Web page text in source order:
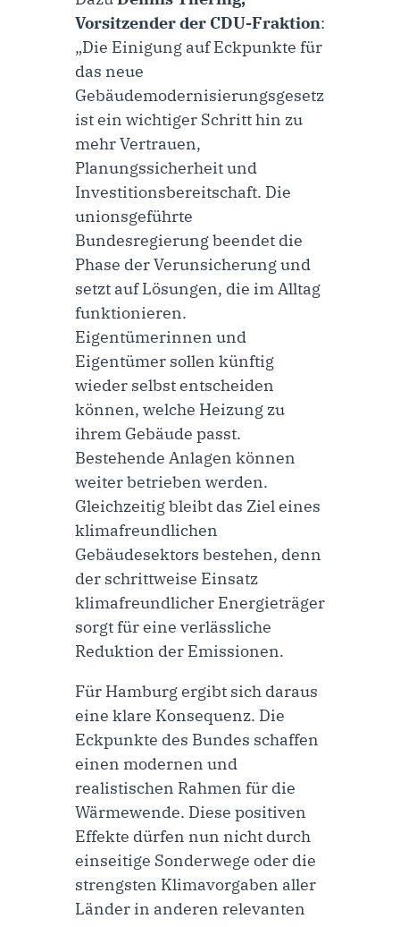
Vorsitzender der CDU-Fraktion:
„Die Einigung auf Eckpunkte für
das neue
Gebäudemodernisierungsgesetz
ist ein wichtiger Schritt hin zu
mehr Vertrauen,
Planungssicherheit und
Investitionsbereitschaft. Die
unionsgeführte
Bundesregierung beendet die
Phase der Verunsicherung und
setzt auf Lösungen, die im Alltag
funktionieren.
Eigentümerinnen und
Eigentümer sollen künftig
wieder selbst entscheiden
können, welche Heizung zu
ihrem Gebäude passt.
Bestehende Anlagen können
weiter betrieben werden.
Gleichzeitig bleibt das Ziel eines
klimafreundlichen
Gebäudesektors bestehen, denn
der schrittweise Einsatz
klimafreundlicher Energieträger
sorgt für eine verlässliche
Reduktion der Emissionen.
Für Hamburg ergibt sich daraus
eine klare Konsequenz. Die
Eckpunkte des Bundes schaffen
einen modernen und
realistischen Rahmen für die
Wärmewende. Diese positiven
Effekte dürfen nun nicht durch
einseitige Sonderwege oder die
strengsten Klimavorgaben aller
Länder in anderen relevanten